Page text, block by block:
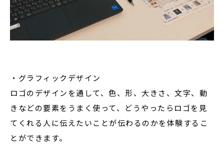
・グラフィックデザイン
ロゴのデザインを通して、色、形、大きさ、文字、動
きなどの要素をうまく使って、どうやったらロゴを見
てくれる人に伝えたいことが伝わるのかを体験するこ
とができます。